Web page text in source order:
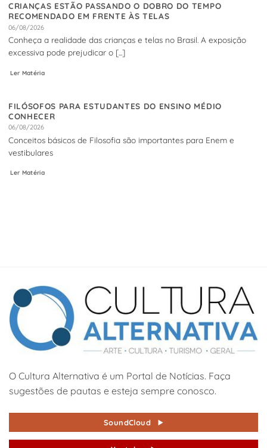
CRIANÇAS ESTÃO PASSANDO O DOBRO DO TEMPO
RECOMENDADO EM FRENTE ÀS TELAS
06/08/2026
Conheça a realidade das crianças e telas no Brasil. A exposição
excessiva pode prejudicar o [...]
Ler Matéria
FILÓSOFOS PARA ESTUDANTES DO ENSINO MÉDIO
CONHECER
06/08/2026
Conceitos básicos de Filosofia são importantes para Enem e
vestibulares
Ler Matéria
O Cultura Alternativa é um Portal de Notícias. Faça
sugestões de pautas e esteja sempre conosco.
SoundCloud